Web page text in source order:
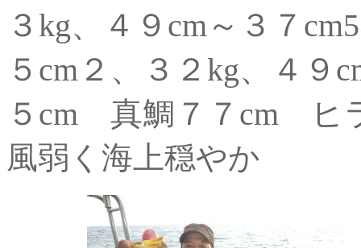
３kg、４９cm～３７
５cm２、３２kg、４
５cm 真鯛７７cm ヒ
風弱く海上穏やか